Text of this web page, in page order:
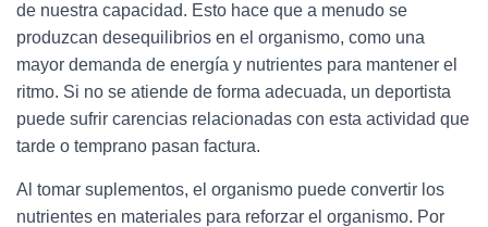
Ó
N
de nuestra capacidad. Esto hace que a menudo se
produzcan desequilibrios en el organismo, como una
mayor demanda de energía y nutrientes para mantener el
ritmo. Si no se atiende de forma adecuada, un deportista
puede sufrir carencias relacionadas con esta actividad que
tarde o temprano pasan factura.
Al tomar suplementos, el organismo puede convertir los
nutrientes en materiales para reforzar el organismo. Por